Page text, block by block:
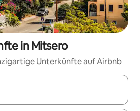
in Mitsero
Unterkünfte auf Airbnb
sind, navigiere mit den